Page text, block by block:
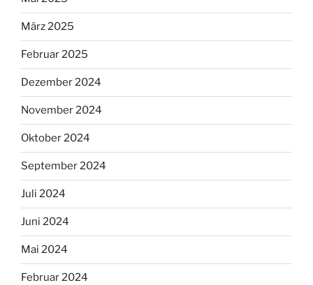
März 2025
Februar 2025
Dezember 2024
November 2024
Oktober 2024
September 2024
Juli 2024
Juni 2024
Mai 2024
Februar 2024